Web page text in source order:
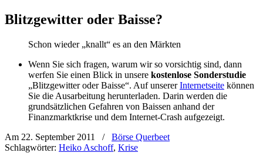
Blitzgewitter oder Baisse?
Schon wieder „knallt“ es an den Märkten
Wenn Sie sich fragen, warum wir so vorsichtig sind, dann
werfen Sie einen Blick in unsere kostenlose Sonderstudie
„Blitzgewitter oder Baisse“. Auf unsererInternetseite können
Sie die Ausarbeitung herunterladen. Darin werden die
grundsätzlichen Gefahren von Baissen anhand der
Finanzmarktkrise und dem Internet-Crash aufgezeigt.
Am 22. September 2011
/
Börse Querbeet
Schlagwörter: Heiko Aschoff, Krise